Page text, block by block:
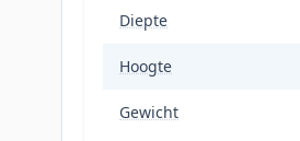
Diepte
Hoogte
Gewicht